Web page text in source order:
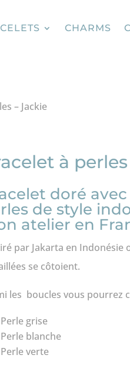
CHARMS
– Jackie
à
doré
de style
atelier en
par Jakarta en
se côtoient.
les boucles vous pourrez
grise
blanche
verte